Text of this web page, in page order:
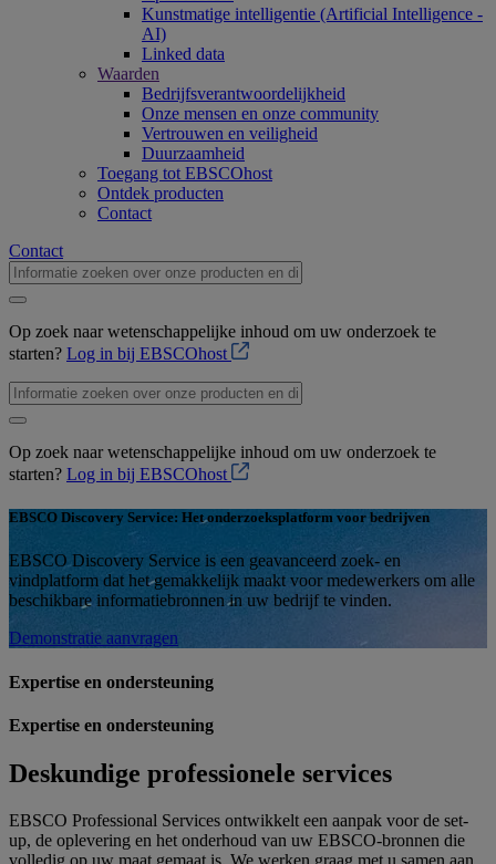
Kunstmatige intelligentie (Artificial Intelligence -
AI)
Linked data
Waarden
Bedrijfsverantwoordelijkheid
Onze mensen en onze community
Vertrouwen en veiligheid
Duurzaamheid
Toegang tot EBSCOhost
Ontdek producten
Contact
Contact
Op zoek naar wetenschappelijke inhoud om uw onderzoek te
starten? Log in bij EBSCOhost
Op zoek naar wetenschappelijke inhoud om uw onderzoek te
starten? Log in bij EBSCOhost
EBSCO Discovery Service: Het onderzoeksplatform voor bedrijven
EBSCO Discovery Service is een geavanceerd zoek- en
vindplatform dat het gemakkelijk maakt voor medewerkers om alle
beschikbare informatiebronnen in uw bedrijf te vinden.
Demonstratie aanvragen
Expertise en ondersteuning
Expertise en ondersteuning
Deskundige professionele services
EBSCO Professional Services ontwikkelt een aanpak voor de set-
up, de oplevering en het onderhoud van uw EBSCO-bronnen die
volledig op uw maat gemaat is. We werken graag met u samen aan